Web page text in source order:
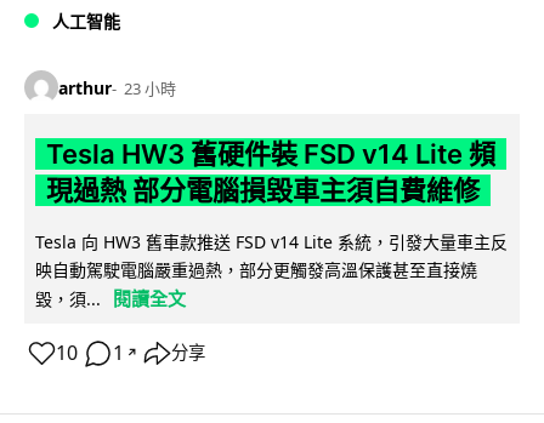
人工智能
arthur 23 小時
Tesla HW3 舊硬件裝 FSD v14 Lite 頻
現過熱 部分電腦損毀車主須自費維修
Tesla 向 HW3 舊車款推送 FSD v14 Lite 系統，引發大量車主反
映自動駕駛電腦嚴重過熱，部分更觸發高溫保護甚至直接燒
毀，須...
閱讀全文
10 1 ↗ 分享